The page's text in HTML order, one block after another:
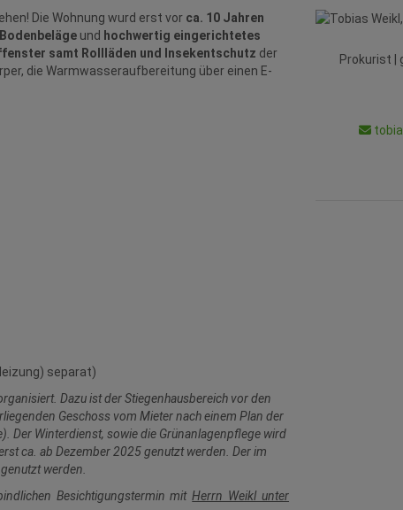
Die Wohnung wurd erst vor ca. 10 Jahren
Bodenbeläge und hochwertig eingerichtetes
samt Rollläden und Insekentschutz der
die Warmwasseraufbereitung über einen E-
separat)
Dazu ist der Stiegenhausbereich vor den
Geschoss vom Mieter nach einem Plan der
Der Winterdienst, sowie die Grünanlagenpflege wird
ca. ab Dezember 2025 genutzt werden. Der im
werden.
Besichtigungstermin mitHerrn Weikl unter
Prokurist